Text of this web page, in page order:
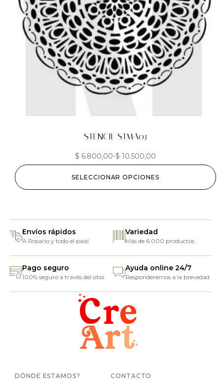
STENCIL STMA03
$ 6.800,00-$ 10.500,00
SELECCIONAR OPCIONES
Envíos rápidos
A Rosario y todo el país!
Variedad
Más de 6.000 productos
Pago seguro
100% seguro a través del sitio
Ayuda online 24/7
Responderemos a la brevedad
DÓNDE ESTAMOS? CONTACTO